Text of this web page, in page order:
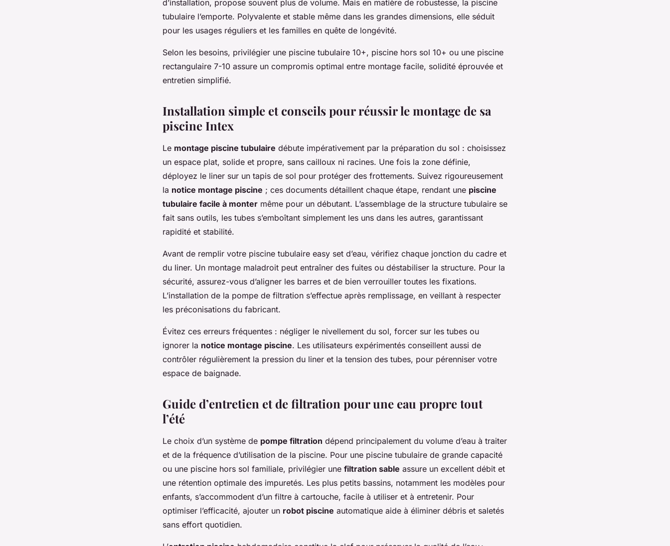
d’installation, propose souvent plus de volume. Mais en matière de robustesse, la piscine
tubulaire l’emporte. Polyvalente et stable même dans les grandes dimensions, elle séduit
pour les usages réguliers et les familles en quête de longévité.
Selon les besoins, privilégier une piscine tubulaire 10+, piscine hors sol 10+ ou une piscine
rectangulaire 7-10 assure un compromis optimal entre montage facile, solidité éprouvée et
entretien simplifié.
Installation simple et conseils pour réussir le montage de sa
piscine Intex
Le montage piscine tubulaire débute impérativement par la préparation du sol : choisissez
un espace plat, solide et propre, sans cailloux ni racines. Une fois la zone définie,
déployez le liner sur un tapis de sol pour protéger des frottements. Suivez rigoureusement
la notice montage piscine ; ces documents détaillent chaque étape, rendant une piscine
tubulaire facile à monter même pour un débutant. L’assemblage de la structure tubulaire se
fait sans outils, les tubes s’emboîtant simplement les uns dans les autres, garantissant
rapidité et stabilité.
Avant de remplir votre piscine tubulaire easy set d’eau, vérifiez chaque jonction du cadre et
du liner. Un montage maladroit peut entraîner des fuites ou déstabiliser la structure. Pour la
sécurité, assurez-vous d’aligner les barres et de bien verrouiller toutes les fixations.
L’installation de la pompe de filtration s’effectue après remplissage, en veillant à respecter
les préconisations du fabricant.
Évitez ces erreurs fréquentes : négliger le nivellement du sol, forcer sur les tubes ou
ignorer la notice montage piscine. Les utilisateurs expérimentés conseillent aussi de
contrôler régulièrement la pression du liner et la tension des tubes, pour pérenniser votre
espace de baignade.
Guide d’entretien et de filtration pour une eau propre tout
l’été
Le choix d’un système de pompe filtration dépend principalement du volume d’eau à traiter
et de la fréquence d’utilisation de la piscine. Pour une piscine tubulaire de grande capacité
ou une piscine hors sol familiale, privilégier une filtration sable assure un excellent débit et
une rétention optimale des impuretés. Les plus petits bassins, notamment les modèles pour
enfants, s’accommodent d’un filtre à cartouche, facile à utiliser et à entretenir. Pour
optimiser l’efficacité, ajouter un robot piscine automatique aide à éliminer débris et saletés
sans effort quotidien.